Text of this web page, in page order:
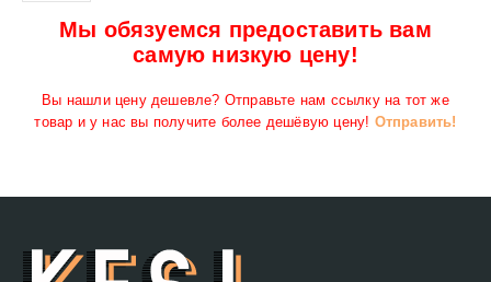
Мы обязуемся предоставить вам
самую низкую цену!
Вы нашли цену дешевле? Отправьте нам ссылку на тот же
товар и у нас вы получите более дешёвую цену! Отправить!